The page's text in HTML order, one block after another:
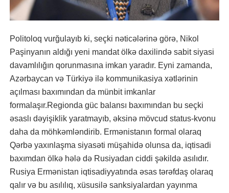
Politoloq vurğulayıb ki, seçki nəticələrinə görə, Nikol
Paşinyanın aldığı yeni mandat ölkə daxilində sabit siyasi
davamlılığın qorunmasına imkan yaradır. Eyni zamanda,
Azərbaycan və Türkiyə ilə kommunikasiya xətlərinin
açılması baxımından da münbit imkanlar
formalaşır.Regionda güc balansı baxımından bu seçki
əsaslı dəyişiklik yaratmayıb, əksinə mövcud status-kvonu
daha da möhkəmləndirib. Ermənistanın formal olaraq
Qərbə yaxınlaşma siyasəti müşahidə olunsa da, iqtisadi
baxımdan ölkə hələ də Rusiyadan ciddi şəkildə asılıdır.
Rusiya Ermənistan iqtisadiyyatında əsas tərəfdaş olaraq
qalır və bu asılılıq, xüsusilə sanksiyalardan yayınma